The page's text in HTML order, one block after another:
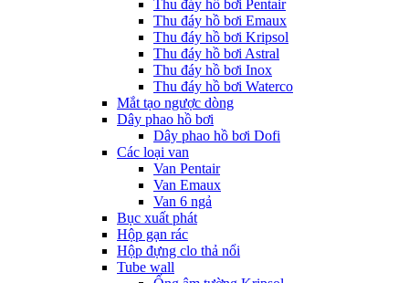
Thu đáy hồ bơi Pentair
Thu đáy hồ bơi Emaux
Thu đáy hồ bơi Kripsol
Thu đáy hồ bơi Astral
Thu đáy hồ bơi Inox
Thu đáy hồ bơi Waterco
Mắt tạo ngược dòng
Dây phao hồ bơi
Dây phao hồ bơi Dofi
Các loại van
Van Pentair
Van Emaux
Van 6 ngả
Bục xuất phát
Hộp gạn rác
Hộp đựng clo thả nổi
Tube wall